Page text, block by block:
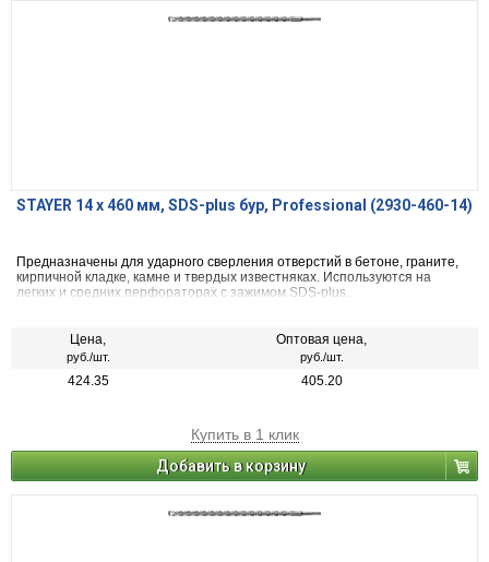
STAYER 14 x 460 мм, SDS-plus бур, Professional (2930-460-14)
Предназначены для ударного сверления отверстий в бетоне, граните,
кирпичной кладке, камне и твердых известняках. Используются на
легких и средних перфораторах с зажимом SDS-plus.
Цена,
руб./шт.
Оптовая цена,
руб./шт.
424.35 405.20
Купить в 1 клик
Добавить в корзину